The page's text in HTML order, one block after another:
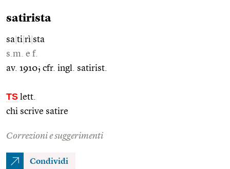
satirista
sa ti rì sta
s.m. e f.
av. 1910; cfr. ingl. satirist.
TS lett.
chi scrive satire
Correzioni e suggerimenti
Condividi